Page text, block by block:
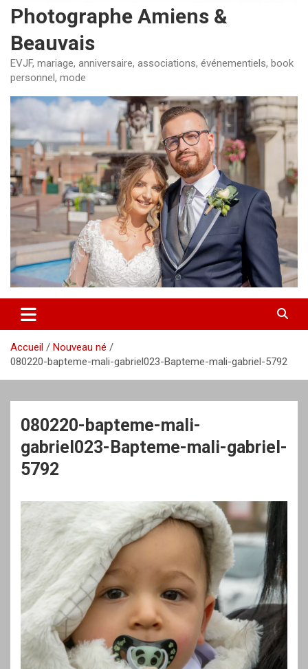
Photographe Amiens &
Beauvais
EVJF, mariage, anniversaire, associations, événementiels, book
personnel, mode
Accueil
Nouveau né
080220-bapteme-mali-gabriel023-Bapteme-mali-gabriel-5792
080220-bapteme-mali-
gabriel023-Bapteme-mali-gabriel-
5792